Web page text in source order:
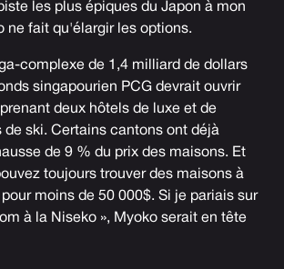
les plus épiques du Japon à mon
ne fait qu'élargir les options.
complexe de 1,4 milliard de dollars
singapourien PCG devrait ouvrir
deux hôtels de luxe et de
de ski. Certains cantons ont déjà
de 9 % du prix des maisons. Et
toujours trouver des maisons à
moins de 50 000$. Si je pariais sur
à la Niseko », Myoko serait en tête